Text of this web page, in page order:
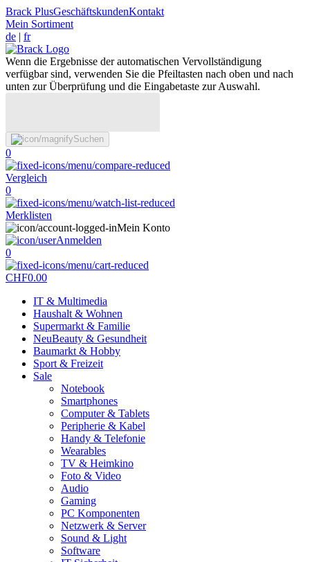
Brack PlusGeschäftskundenKontakt
Mein Sortiment
de | fr
Wenn die Ergebnisse der automatischen Vervollständigung
verfügbar sind, verwenden Sie die Pfeiltasten nach oben und nach
unten zur Überprüfung und die Eingabetaste zur Auswahl.
Suchen
0
Vergleich
0
Merklisten
Mein Konto
Anmelden
0
CHF0.00
IT & Multimedia
Haushalt & Wohnen
Supermarkt & Familie
NeuBeauty & Gesundheit
Baumarkt & Hobby
Sport & Freizeit
Sale
Notebook
Smartphones
Computer & Tablets
Peripherie & Kabel
Handy & Telefonie
Wearables
TV & Heimkino
Foto & Video
Audio
Gaming
PC Komponenten
Netzwerk & Server
Sound & Light
Software